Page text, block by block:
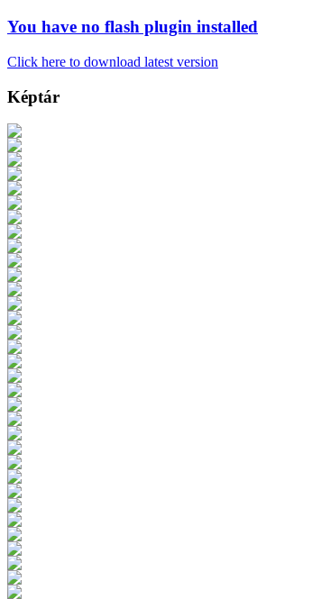
You have no flash plugin installed
Click here to download latest version
Képtár